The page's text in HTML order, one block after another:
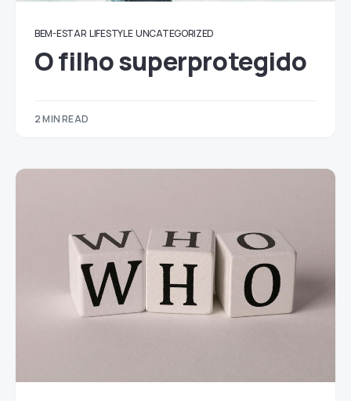
BEM-ESTAR LIFESTYLE UNCATEGORIZED
O filho superprotegido
2 MIN READ